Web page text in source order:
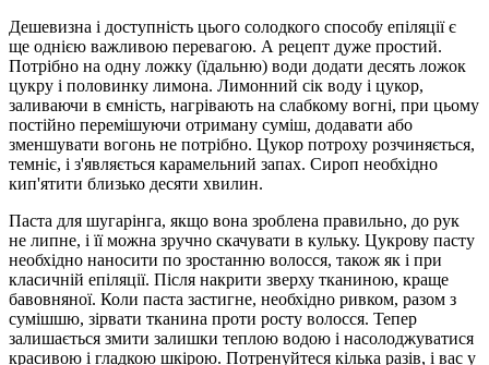
Дешевизна і доступність цього солодкого способу епіляції є
ще однією важливою перевагою. А рецепт дуже простий.
Потрібно на одну ложку (їдальню) води додати десять ложок
цукру і половинку лимона. Лимонний сік воду і цукор,
заливаючи в ємність, нагрівають на слабкому вогні, при цьому
постійно перемішуючи отриману суміш, додавати або
зменшувати вогонь не потрібно. Цукор потроху розчиняється,
темніє, і з'являється карамельний запах. Сироп необхідно
кип'ятити близько десяти хвилин.
Паста для шугарінга, якщо вона зроблена правильно, до рук
не липне, і її можна зручно скачувати в кульку. Цукрову пасту
необхідно наносити по зростанню волосся, також як і при
класичній епіляції. Після накрити зверху тканиною, краще
бавовняної. Коли паста застигне, необхідно ривком, разом з
сумішшю, зірвати тканина проти росту волосся. Тепер
залишається змити залишки теплою водою і насолоджуватися
красивою і гладкою шкірою. Потренуйтеся кілька разів, і вас у